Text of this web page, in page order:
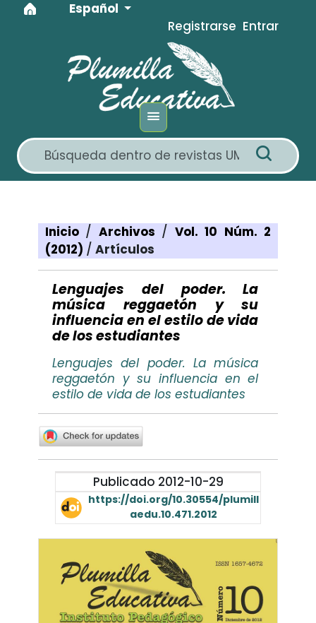
Ir al menú de navegación principal
Ir al contenido principal
Ir al pie de página del sitio
Idioma
Español
Registrarse Entrar
Inicio / Archivos / Vol. 10 Núm. 2
(2012) / Artículos
Lenguajes del poder. La
música reggaetón y su
influencia en el estilo de vida
de los estudiantes
Lenguajes del poder. La música
reggaetón y su influencia en el
estilo de vida de los estudiantes
Publicado 2012-10-29
https://doi.org/10.30554/plumill
aedu.10.471.2012